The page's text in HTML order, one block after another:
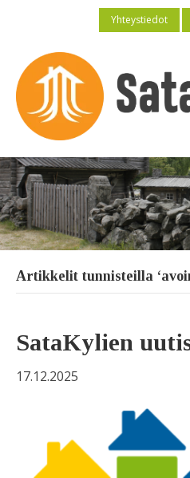
Yhteystiedot
Artikkelit tunnisteilla
SataKylien
17.12.2025